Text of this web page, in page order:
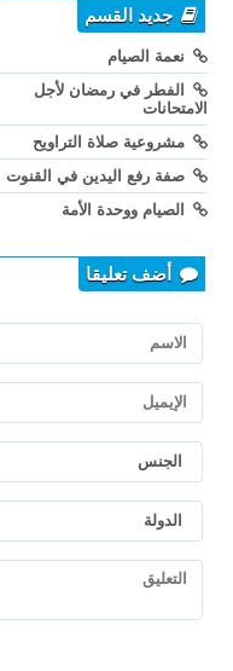
جديد القسم
نعمة الصيام
الفطر في رمضان لأجل
الامتحانات
مشروعية صلاة التراويح
صفة رفع اليدين في القنوت
الصيام ووحدة الأمة
أضف تعليقا